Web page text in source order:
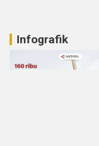
Infografik